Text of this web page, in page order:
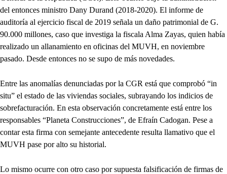
del entonces ministro Dany Durand (2018-2020). El informe de
auditoría al ejercicio fiscal de 2019 señala un daño patrimonial de G.
90.000 millones, caso que investiga la fiscala Alma Zayas, quien había
realizado un allanamiento en oficinas del MUVH, en noviembre
pasado. Desde entonces no se supo de más novedades.
Entre las anomalías denunciadas por la CGR está que comprobó “in
situ” el estado de las viviendas sociales, subrayando los indicios de
sobrefacturación. En esta observación concretamente está entre los
responsables “Planeta Construcciones”, de Efraín Cadogan. Pese a
contar esta firma con semejante antecedente resulta llamativo que el
MUVH pase por alto su historial.
Lo mismo ocurre con otro caso por supuesta falsificación de firmas de